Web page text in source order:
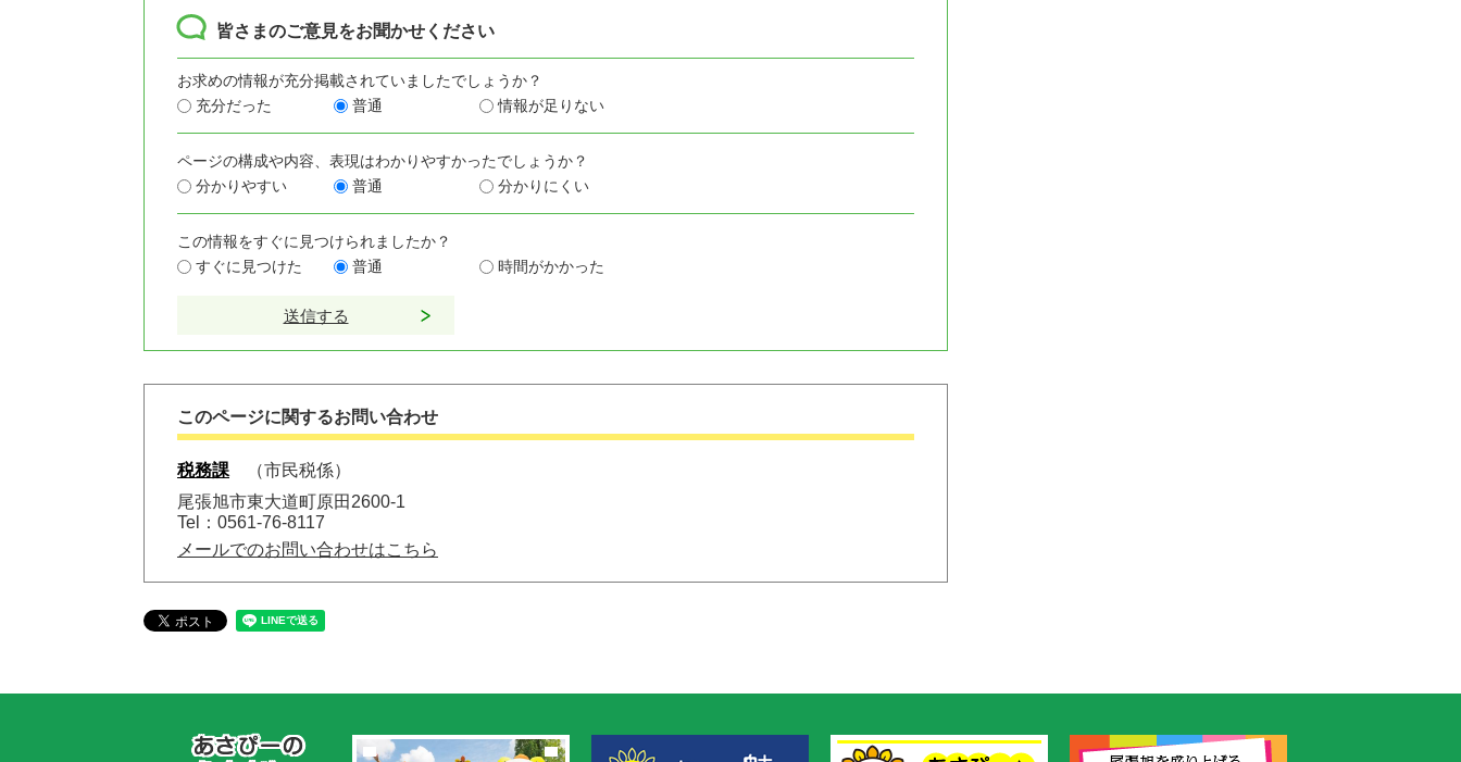
皆さまのご意見をお聞かせください
お求めの情報が充分掲載されていましたでしょうか？
充分だった
普通 情報が足りない
ページの構成や内容、表現はわかりやすかったでしょうか？
分かりやすい
普通 分かりにくい
この情報をすぐに見つけられましたか？
すぐに見つけた
普通 時間がかかった
このページに関するお問い合わせ
税務課
市民税係
尾張旭市東大道町原田2600-1
Tel：0561-76-8117
メールでのお問い合わせはこちら